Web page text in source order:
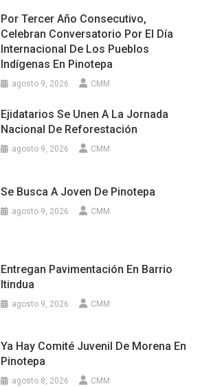
Por Tercer Año Consecutivo,
Celebran Conversatorio Por El Día
Internacional De Los Pueblos
Indígenas En Pinotepa
agosto 9, 2026 CMM
Ejidatarios Se Unen A La Jornada
Nacional De Reforestación
agosto 9, 2026 CMM
Se Busca A Joven De Pinotepa
agosto 9, 2026 CMM
Entregan Pavimentación En Barrio
Itindua
agosto 9, 2026 CMM
Ya Hay Comité Juvenil De Morena En
Pinotepa
agosto 8, 2026 CMM